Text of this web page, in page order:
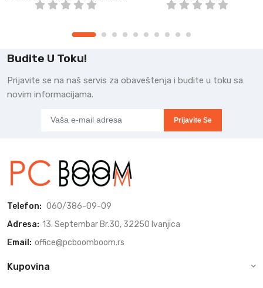
Budite U Toku!
Prijavite se na naš servis za obaveštenja i budite u toku sa
novim informacijama.
Prijavite Se
Telefon: 060/386-09-09
Adresa: 13. Septembar Br.30, 32250 Ivanjica
Email: office@pcboomboom.rs
Kupovina